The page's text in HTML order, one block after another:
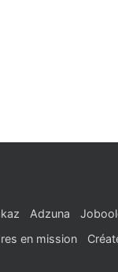
Adzuna
en mission